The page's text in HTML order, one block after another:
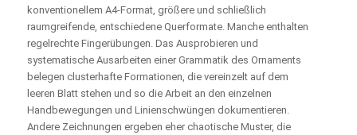
konventionellem A4-Format, größere und schließlich
raumgreifende, entschiedene Querformate. Manche enthalten
regelrechte Fingerübungen. Das Ausprobieren und
systematische Ausarbeiten einer Grammatik des Ornaments
belegen clusterhafte Formationen, die vereinzelt auf dem
leeren Blatt stehen und so die Arbeit an den einzelnen
Handbewegungen und Linienschwüngen dokumentieren.
Andere Zeichnungen ergeben eher chaotische Muster, die